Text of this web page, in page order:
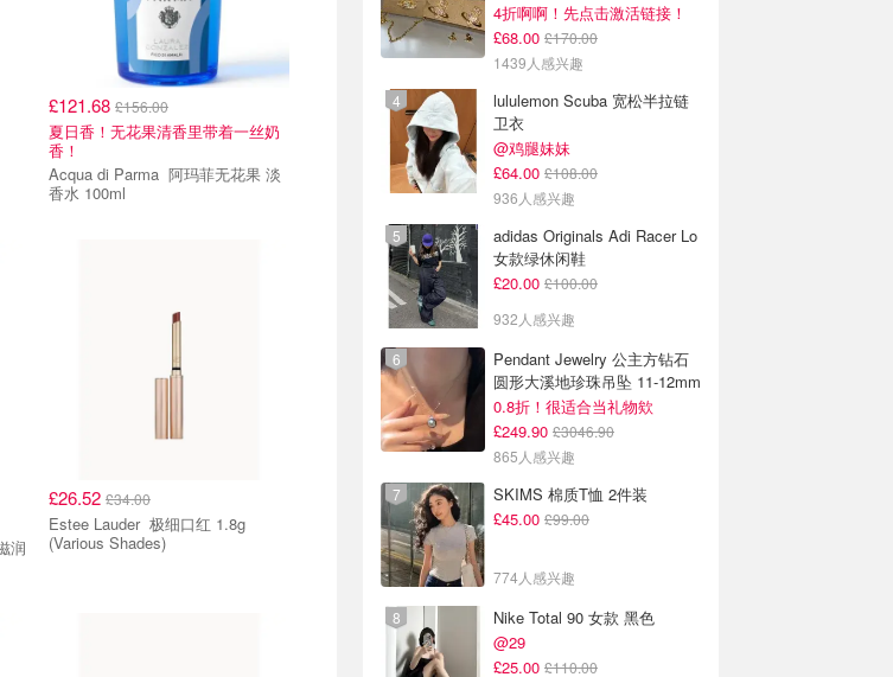
£121.68 £156.00
夏日香！无花果清香里带着一丝奶
香！
Acqua di Parma 阿玛菲无花果 淡
香水 100ml
£26.52 £34.00
Estee Lauder 极细口红 1.8g
(Various Shades)
4折啊啊！先点击激活链接！
£68.00 £170.00
1439人感兴趣
lululemon Scuba 宽松半拉链
卫衣
@鸡腿妹妹
£64.00 £108.00
936人感兴趣
adidas Originals Adi Racer Lo
女款绿休闲鞋
£20.00 £100.00
932人感兴趣
Pendant Jewelry 公主方钻石
圆形大溪地珍珠吊坠 11-12mm
0.8折！很适合当礼物欸
£249.90 £3046.90
865人感兴趣
SKIMS 棉质T恤 2件装
£45.00 £99.00
774人感兴趣
Nike Total 90 女款 黑色
@29
£25.00 £110.00